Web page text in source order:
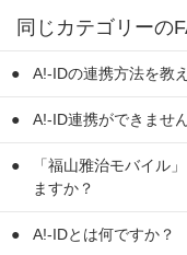
同じカテゴリーの
A!-IDの連携方法を教
A!-ID連携ができません
「福山雅治モバイル
ますか？
A!-IDとは何ですか？